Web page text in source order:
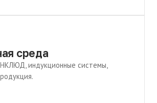
среда
индукционные системы,